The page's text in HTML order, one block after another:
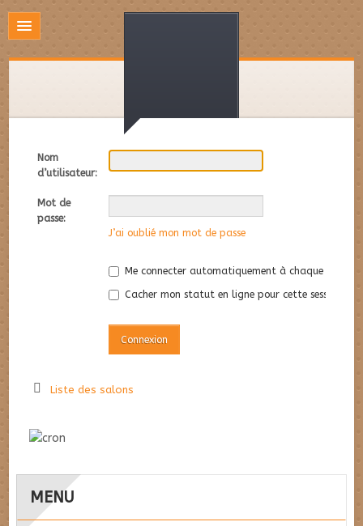
Nom
d’utilisateur:
Mot de
passe:
J’ai oublié mon mot de passe
Me connecter automatiquement à chaque visite
Cacher mon statut en ligne pour cette session
Liste des salons
MENU